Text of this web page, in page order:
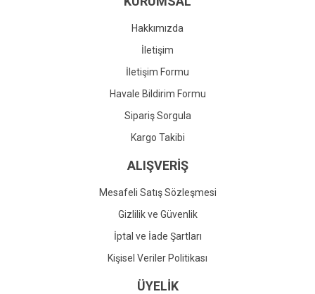
Gönder
Hakkımızda
İletişim
İletişim Formu
Havale Bildirim Formu
Sipariş Sorgula
Kargo Takibi
ALIŞVERİŞ
Mesafeli Satış Sözleşmesi
Gizlilik ve Güvenlik
İptal ve İade Şartları
Kişisel Veriler Politikası
ÜYELİK